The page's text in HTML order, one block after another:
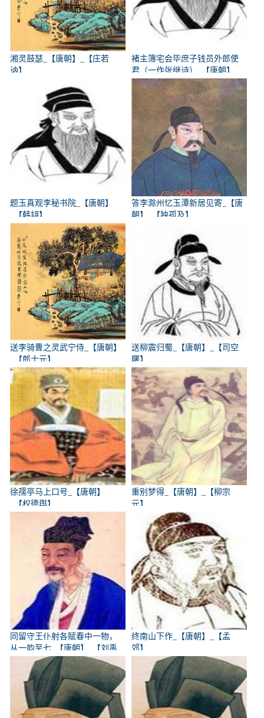
湘灵鼓瑟_【唐朝】_【庄若
讷】
褚主簿宅会毕庶子钱员外郎使
君（一作张继诗）_【唐朝】
_【韩翃】
题玉真观李秘书院_【唐朝】
_【韩翃】
答李滁州忆玉潭新居见寄_【唐
朝】_【独孤及】
送李骑曹之灵武宁侍_【唐朝】
_【郎士元】
送柳震归蜀_【唐朝】_【司空
曙】
徐孺亭马上口号_【唐朝】
_【权德舆】
重别梦得_【唐朝】_【柳宗
元】
同留守王仆射各赋春中一物，
从一韵至七_【唐朝】_【刘禹
终南山下作_【唐朝】_【孟
郊】